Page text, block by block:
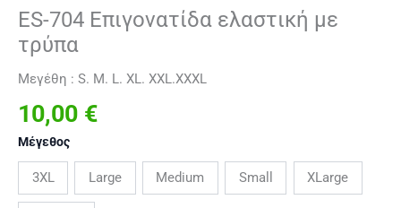
ES-704 Επιγονατίδα ελαστική με
τρύπα
Μεγέθη : S. M. L. XL. XXL.XXXL
10,00 €
Μέγεθος
3XL Large Medium Small XLarge
Επιγονατίδα
ελαστική
με
ποσότητα